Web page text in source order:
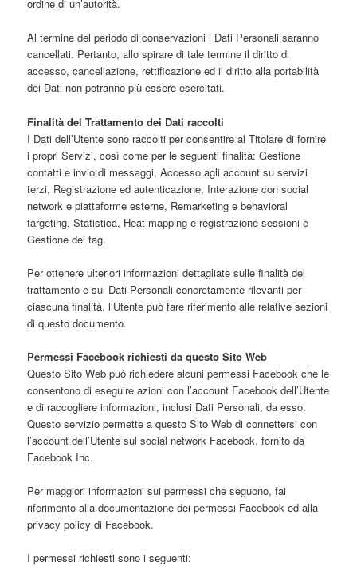
ordine di un’autorità.
Al termine del periodo di conservazioni i Dati Personali saranno
cancellati. Pertanto, allo spirare di tale termine il diritto di
accesso, cancellazione, rettificazione ed il diritto alla portabilità
dei Dati non potranno più essere esercitati.
Finalità del Trattamento dei Dati raccolti
I Dati dell’Utente sono raccolti per consentire al Titolare di fornire
i propri Servizi, così come per le seguenti finalità: Gestione
contatti e invio di messaggi, Accesso agli account su servizi
terzi, Registrazione ed autenticazione, Interazione con social
network e piattaforme esterne, Remarketing e behavioral
targeting, Statistica, Heat mapping e registrazione sessioni e
Gestione dei tag.
Per ottenere ulteriori informazioni dettagliate sulle finalità del
trattamento e sui Dati Personali concretamente rilevanti per
ciascuna finalità, l’Utente può fare riferimento alle relative sezioni
di questo documento.
Permessi Facebook richiesti da questo Sito Web
Questo Sito Web può richiedere alcuni permessi Facebook che le
consentono di eseguire azioni con l’account Facebook dell’Utente
e di raccogliere informazioni, inclusi Dati Personali, da esso.
Questo servizio permette a questo Sito Web di connettersi con
l’account dell’Utente sul social network Facebook, fornito da
Facebook Inc.
Per maggiori informazioni sui permessi che seguono, fai
riferimento alla documentazione dei permessi Facebook ed alla
privacy policy di Facebook.
I permessi richiesti sono i seguenti: